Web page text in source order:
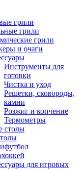
грили
грили
грили
и очаги
Инструменты для
готовки
Чистка и уход
Решетки, сковороды,
камни
Розжиг и копчение
Термометры
для игровых